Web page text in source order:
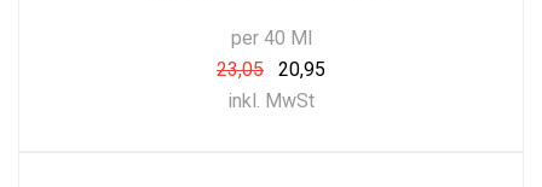
per 40 Ml
23,05
20,95
inkl. MwSt